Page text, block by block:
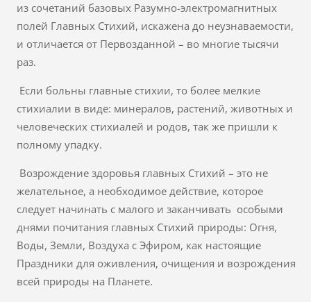
из сочетаний базовых Разумно-электромагнитных
полей Главных Стихий, искажена до неузнаваемости,
и отличается от Первозданной – во многие тысячи
раз.
Если больны главные стихии, то более мелкие
стихиалии в виде: минералов, растений, животных и
человеческих стихиалей и родов, так же пришли к
полному упадку.
Возрождение здоровья главных Стихий – это не
желательное, а необходимое действие, которое
следует начинать с малого и заканчивать особыми
днями почитания главных Стихий природы: Огня,
Воды, Земли, Воздуха с Эфиром, как настоящие
Праздники для оживления, очищения и возрождения
всей природы на Планете.